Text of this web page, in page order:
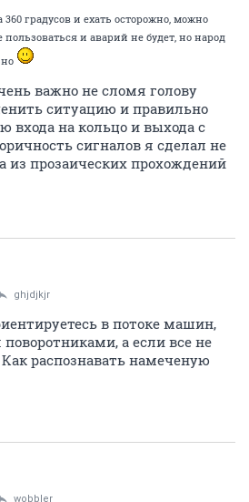
360 градусов и ехать осторожно, можно
и аварий не будет, но народ
важно не сломя голову
ситуацию и правильно
входа на кольцо и выхода с
сигналов я сделал не
из прозаических прохождений
ghjdjkjr
в потоке машин,
а если все не
распознавать намеченую
wobbler